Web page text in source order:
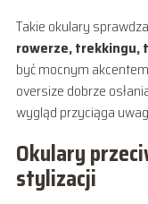
Takie okulary
rowerze, trekkingu,
być mocnym
oversize dobrze
wygląd przyciąga
Okulary
stylizacji